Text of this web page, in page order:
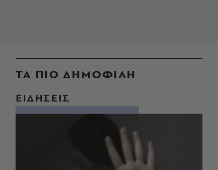
ΤΑ ΠΙΟ ΔΗΜΟΦΙΛΗ
ΕΙΔΗΣΕΙΣ